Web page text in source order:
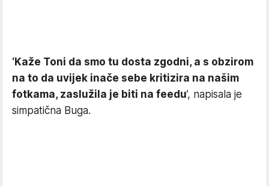
‘Kaže Toni da smo tu dosta zgodni, a s obzirom
na to da uvijek inače sebe kritizira na našim
fotkama, zaslužila je biti na feedu’, napisala je
simpatična Buga.